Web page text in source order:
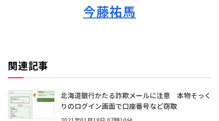
今藤祐馬
関連記事
北海道銀行かたる詐欺メールに注意 本物そっく
りのログイン画面で口座番号など窃取